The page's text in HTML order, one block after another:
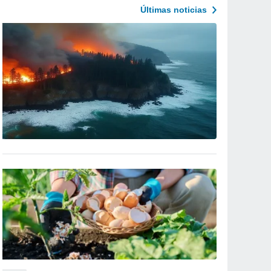
Últimas noticias